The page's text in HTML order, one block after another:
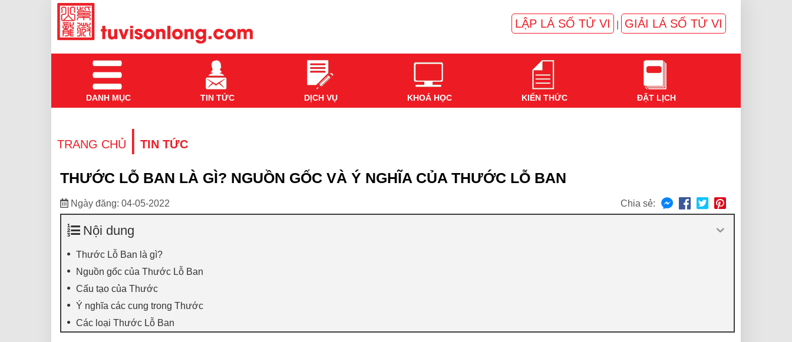
LẬP LÁ SỐ TỬ VI GIẢI LÁ SỐ TỬ VI
DANH MỤC TIN TỨC DỊCH VỤ KHOÁ HỌC KIẾN THỨC ĐẶT LỊCH
TRANG CHỦ | TIN TỨC
THƯỚC LỖ BAN LÀ GÌ? NGUỒN GỐC VÀ Ý NGHĨA CỦA THƯỚC LỖ BAN
Ngày đăng: 04-05-2022 Chia sẻ:
Nội dung
Thước Lỗ Ban là gì?
Nguồn gốc của Thước Lỗ Ban
Cấu tạo của Thước
Ý nghĩa các cung trong Thước
Các loại Thước Lỗ Ban